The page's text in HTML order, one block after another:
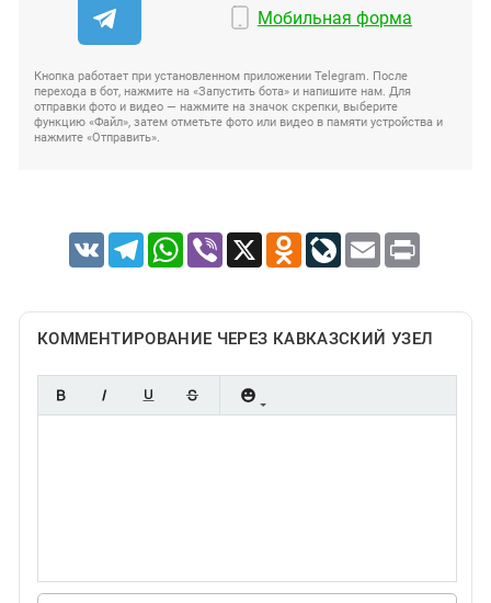
Мобильная форма
Кнопка работает при установленном приложении Telegram. После
перехода в бот, нажмите на «Запустить бота» и напишите нам. Для
отправки фото и видео — нажмите на значок скрепки, выберите
функцию «Файл», затем отметьте фото или видео в памяти устройства и
нажмите «Отправить».
VK TelegramWhatsApp
Viber X Odnoklassniki
LiveJournal
Email Print
КОММЕНТИРОВАНИЕ ЧЕРЕЗ КАВКАЗСКИЙ УЗЕЛ